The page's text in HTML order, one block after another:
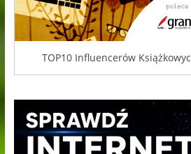
TOP10 Influencerów